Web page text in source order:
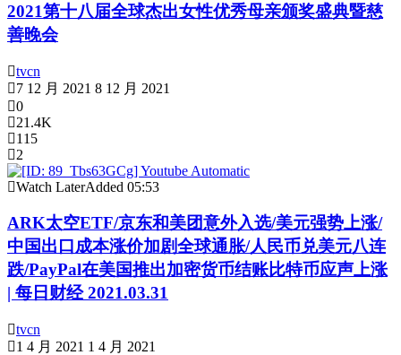
2021第十八届全球杰出女性优秀母亲颁奖盛典暨慈
善晚会
tvcn
7 12 月 2021 8 12 月 2021
0
21.4K
115
2
Watch LaterAdded 05:53
ARK太空ETF/京东和美团意外入选/美元强势上涨/
中国出口成本涨价加剧全球通胀/人民币兑美元八连
跌/PayPal在美国推出加密货币结账比特币应声上涨
| 每日财经 2021.03.31
tvcn
1 4 月 2021 1 4 月 2021